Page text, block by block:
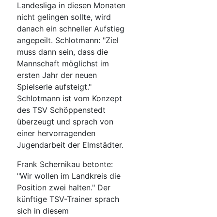
Landesliga in diesen Monaten
nicht gelingen sollte, wird
danach ein schneller Aufstieg
angepeilt. Schlotmann: "Ziel
muss dann sein, dass die
Mannschaft möglichst im
ersten Jahr der neuen
Spielserie aufsteigt."
Schlotmann ist vom Konzept
des TSV Schöppenstedt
überzeugt und sprach von
einer hervorragenden
Jugendarbeit der Elmstädter.
Frank Schernikau betonte:
"Wir wollen im Landkreis die
Position zwei halten." Der
künftige TSV-Trainer sprach
sich in diesem